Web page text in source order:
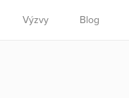
Výzvy Blog